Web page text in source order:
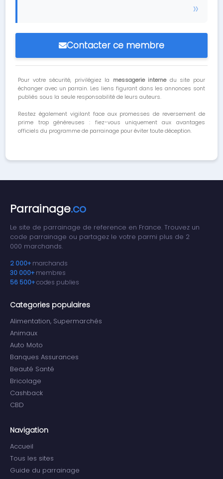
Contacter ce membre
Pour votre sécurité, privilégiez la messagerie internedu site pour
échanger avec un parrain. Les liens figurant dans les annonces sont
publiés sous la seule responsabilité de leurs auteurs.
Restez également vigilant face aux promesses de reversement de
prime trop généreuses : fiez-vous uniquement aux avantages
officiels du programme de parrainage pour éviter toute déception.
Parrainage.co
Le site de parrainage de reference en France. Trouvez un
code parrainage ou partagez le votre parmi plus de 2
000 marchands.
2 000+ marchands
30 000+ membres
56 500+codes publies
Categories populaires
Alimentation, Supermarchés
Animaux
Auto Moto
Banques Assurances
Beauté Santé
Bricolage
Cashback
CBD
Navigation
Accueil
Tous les sites
Guide du parrainage